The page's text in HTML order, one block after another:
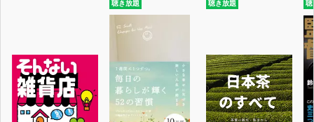
聴き放題 聴き放題 聴